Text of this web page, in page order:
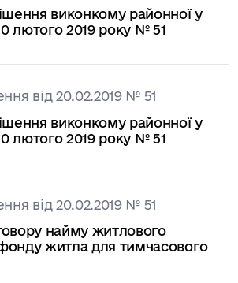
виконкому районної у
лютого 2019 року № 51
від 20.02.2019 № 51
виконкому районної у
лютого 2019 року № 51
від 20.02.2019 № 51
найму житлового
житла для тимчасового